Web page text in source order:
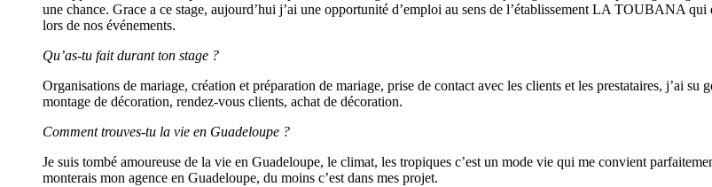
une chance. Grace a ce stage, aujourd’hui j’ai une opportunité d’emploi au sens de l’établissement LA TOUBANA
lors de nos événements.
Qu’as-tu fait durant ton stage ?
Organisations de mariage, création et préparation de mariage, prise de contact avec les clients et les prestataires, j’ai
montage de décoration, rendez-vous clients, achat de décoration.
Comment trouves-tu la vie en Guadeloupe ?
Je suis tombé amoureuse de la vie en Guadeloupe, le climat, les tropiques c’est un mode vie qui me convient
monterais mon agence en Guadeloupe, du moins c’est dans mes projet.